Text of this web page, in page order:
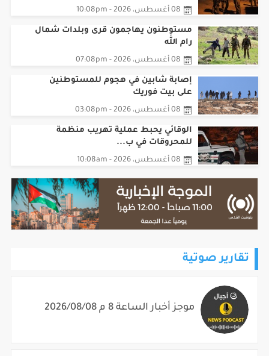
مستوطنون يهاجمون قرى وبلدات شمال
رام الله
08 أغسطس، 2026 - 07:08pm
إصابة شابين في هجوم للمستوطنين
على بيت فوريك
08 أغسطس، 2026 - 03:08pm
الوقائي يحبط عملية تهريب منظمة
للمحروقات في ب...
08 أغسطس، 2026 - 10:08am